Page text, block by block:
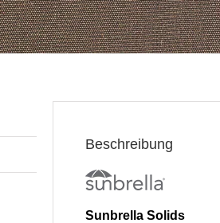
Beschreibung
Sunbrella Solids